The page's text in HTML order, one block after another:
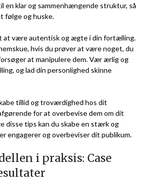
en klar og sammenhængende struktur, så
følge og huske.
at være autentisk og ægte i din fortælling.
hvis du prøver at være noget, du
at manipulere dem. Vær ærlig og
og lad din personlighed skinne
tillid og troværdighed hos dit
for at overbevise dem om dit
disse tips kan du skabe en stærk og
engagerer og overbeviser dit publikum.
i praksis: Case